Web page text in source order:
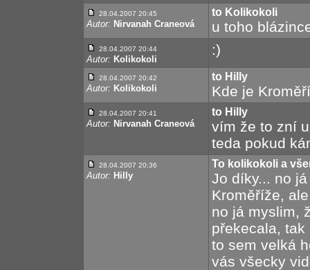
28.04.2007 20:45
Autor: Nirvanah Craneová
to Kolikokoli
u toho
28.04.2007 20:44
Autor: Kolikokoli
:)
28.04.2007 20:42
Autor: Kolikokoli
to Hilly
Kde je
28.04.2007 20:41
Autor: Nirvanah Craneová
to Hilly
vím že to zní
teda pokud
28.04.2007 20:36
Autor: Hilly
To kolikokoli a
Jo díky... no
Kroměříže,
no já myslim,
překecala,
to sem velká
vás všecky